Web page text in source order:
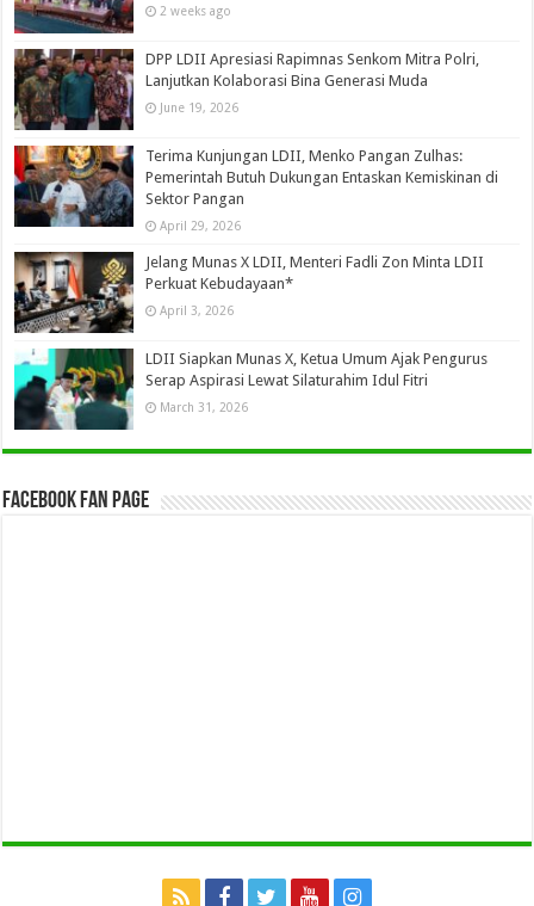
2 weeks ago
DPP LDII Apresiasi Rapimnas Senkom Mitra Polri,
Lanjutkan Kolaborasi Bina Generasi Muda
June 19, 2026
Terima Kunjungan LDII, Menko Pangan Zulhas:
Pemerintah Butuh Dukungan Entaskan Kemiskinan di
Sektor Pangan
April 29, 2026
Jelang Munas X LDII, Menteri Fadli Zon Minta LDII
Perkuat Kebudayaan*
April 3, 2026
LDII Siapkan Munas X, Ketua Umum Ajak Pengurus
Serap Aspirasi Lewat Silaturahim Idul Fitri
March 31, 2026
Facebook Fan Page